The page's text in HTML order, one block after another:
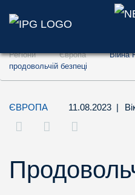
Перейти до
Перейти до
Регіони Європа
Війна
продовольчій безпеці
ЄВРОПА 11.08.2023 |